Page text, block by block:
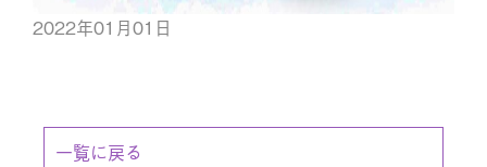
2022年01月01日
一覧に戻る